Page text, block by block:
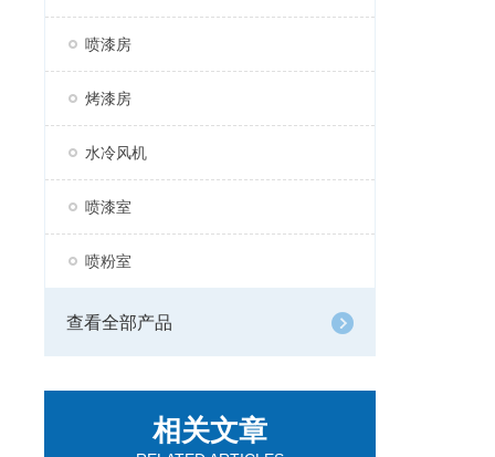
喷漆房
烤漆房
水冷风机
喷漆室
喷粉室
查看全部产品
相关文章